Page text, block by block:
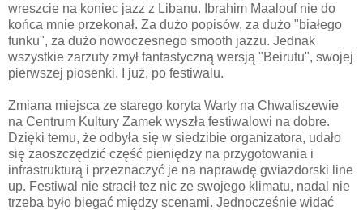
wreszcie na koniec jazz z Libanu. Ibrahim Maalouf nie do
końca mnie przekonał. Za dużo popisów, za dużo "białego
funku", za dużo nowoczesnego smooth jazzu. Jednak
wszystkie zarzuty zmył fantastyczną wersją "Beirutu", swojej
pierwszej piosenki. I już, po festiwalu.
Zmiana miejsca ze starego koryta Warty na Chwaliszewie
na Centrum Kultury Zamek wyszła festiwalowi na dobre.
Dzięki temu, że odbyła się w siedzibie organizatora, udało
się zaoszczędzić część pieniędzy na przygotowania i
infrastrukturą i przeznaczyć je na naprawdę gwiazdorski line
up. Festiwal nie stracił tez nic ze swojego klimatu, nadal nie
trzeba było biegać między scenami. Jednocześnie widać